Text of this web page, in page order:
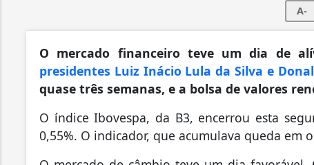
A-
O mercado financeiro teve um dia de
presidentes Luiz Inácio Lula da Silva e
quase três semanas, e a bolsa de valores
O índice Ibovespa, da B3, encerrou esta
0,55%. O indicador, que acumulava queda em